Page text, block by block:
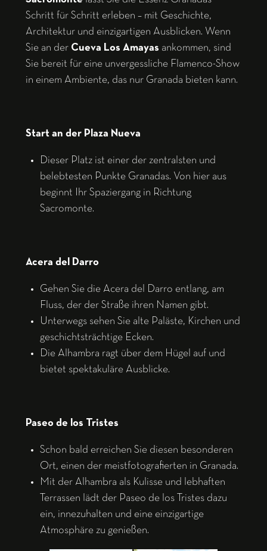
Schritt für Schritt erleben – mit Geschichte,
Architektur und einzigartigen Ausblicken. Wenn
Sie an der Cueva Los Amayas ankommen, sind
Sie bereit für eine unvergessliche Flamenco-Show
in einem Ambiente, das nur Granada bieten kann.
Start an der Plaza Nueva
Dieser Platz ist einer der zentralsten und
belebtesten Punkte Granadas. Von hier aus
beginnt Ihr Spaziergang in Richtung
Sacromonte.
Acera del Darro
Gehen Sie die Acera del Darro entlang, am
Fluss, der der Straße ihren Namen gibt.
Unterwegs sehen Sie alte Paläste, Kirchen und
geschichtsträchtige Ecken.
Die Alhambra ragt über dem Hügel auf und
bietet spektakuläre Ausblicke.
Paseo de los Tristes
Schon bald erreichen Sie diesen besonderen
Ort, einen der meistfotografierten in Granada.
Mit der Alhambra als Kulisse und lebhaften
Terrassen lädt der Paseo de los Tristes dazu
ein, innezuhalten und eine einzigartige
Atmosphäre zu genießen.